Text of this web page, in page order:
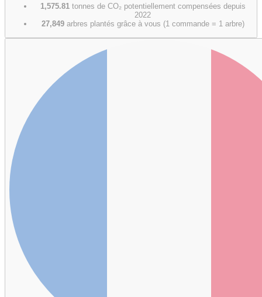
1,575.81tonnes de CO₂ potentiellement compensées depuis
2022
27,849 arbres plantés grâce à vous (1 commande = 1 arbre)